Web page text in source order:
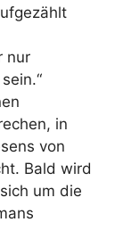
nur
in
von
Bald wird
um die